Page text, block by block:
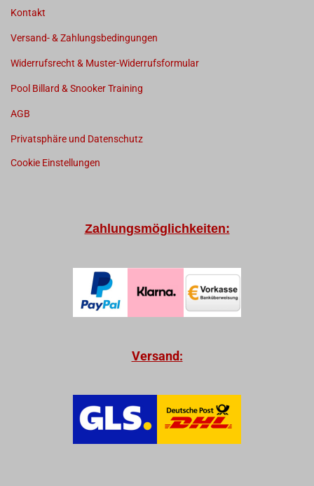
Kontakt
Versand- & Zahlungsbedingungen
Widerrufsrecht & Muster-Widerrufsformular
Pool Billard & Snooker Training
AGB
Privatsphäre und Datenschutz
Cookie Einstellungen
Zahlungsmöglichkeiten:
Versand: